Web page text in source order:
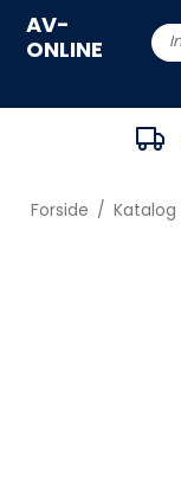
AV-
ONLINE
Forside / Katalog